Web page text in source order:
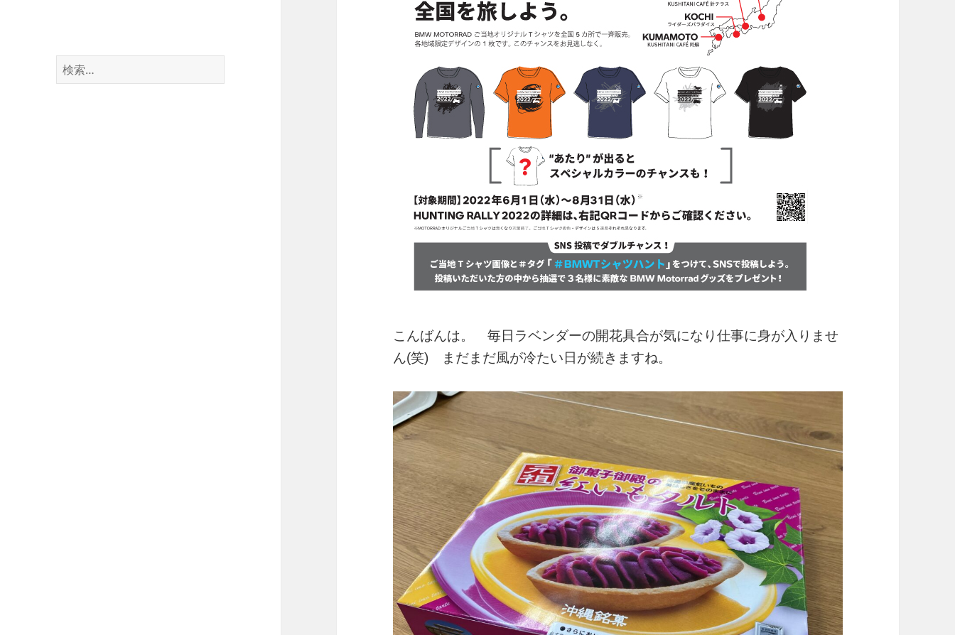
検
こんばんは。 毎日ラベンダーの開花具合が気になり仕事に身が入りませ
ん(笑) まだまだ風が冷たい日が続きますね。